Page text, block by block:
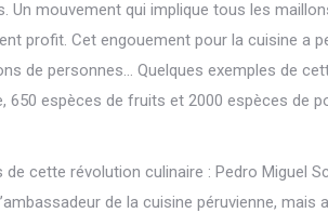
Un mouvement qui implique tous les
profit. Cet engouement pour la cuisine a
de personnes… Quelques exemples de
650 espèces de fruits et 2000 espèces de
cette révolution culinaire : Pedro Miguel
de la cuisine péruvienne,